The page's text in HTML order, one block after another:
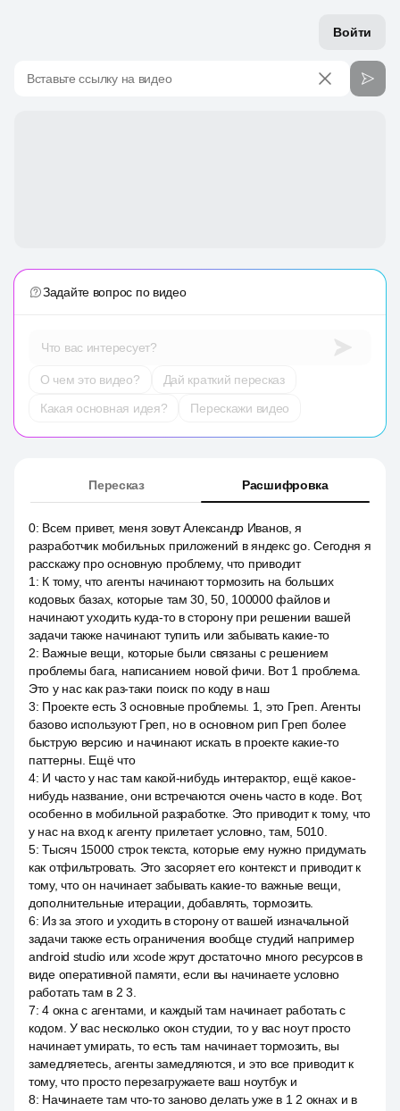
Войти
Вставьте ссылку на видео
Задайте вопрос по видео
Что вас интересует?
О чем это видео?
Дай краткий пересказ
Какая основная идея?
Перескажи видео
Пересказ Расшифровка
0: Всем привет, меня зовут Александр Иванов, я
разработчик мобильных приложений в яндекс go. Сегодня я
расскажу про основную проблему, что приводит
1 : К тому, что агенты начинают тормозить на больших
кодовых базах, которые там 30, 50, 100000 файлов и
начинают уходить куда-то в сторону при решении вашей
задачи также начинают тупить или забывать какие-то
2: Важные вещи, которые были связаны с решением
проблемы бага, написанием новой фичи. Вот 1 проблема.
Это у нас как раз-таки поиск по коду в наш
3: Проекте есть 3 основные проблемы. 1, это Греп. Агенты
базово используют Греп, но в основном рип Греп более
быструю версию и начинают искать в проекте какие-то
паттерны. Ещё что
4: И часто у нас там какой-нибудь интерактор, ещё какое-
нибудь название, они встречаются очень часто в коде. Вот,
особенно в мобильной разработке. Это приводит к тому, что
у нас на вход к агенту прилетает условно, там, 5010.
5:Тысяч 15000 строк текста, которые ему нужно придумать
как отфильтровать. Это засоряет его контекст и приводит к
тому, что он начинает забывать какие-то важные вещи,
дополнительные итерации, добавлять, тормозить.
6: Из за этого и уходить в сторону от вашей изначальной
задачи также есть ограничения вообще студий например
android studio или xcode жрут достаточно много ресурсов в
виде оперативной памяти, если вы начинаете условно
работать там в 2 3.
7:4 окна с агентами, и каждый там начинает работать с
кодом. У вас несколько окон студии, то у вас ноут просто
начинает умирать, то есть там начинает тормозить, вы
замедляетесь, агенты замедляются, и это все приводит к
тому, что просто перезагружаете ваш ноутбук и
8: Начинаете там что-то заново делать уже в 1 2 окнах и в